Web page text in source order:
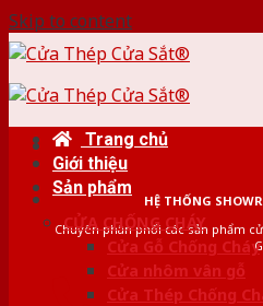
Skip to content
HỆ THỐNG
Chuyên phân phối các sản phẩm
Trang chủ
Giới thiệu
Sản phẩm
CỬA CHỐNG CHÁY
Cửa Gỗ Chống Cháy
Cửa nhôm vân gỗ
Cửa Thép Chống